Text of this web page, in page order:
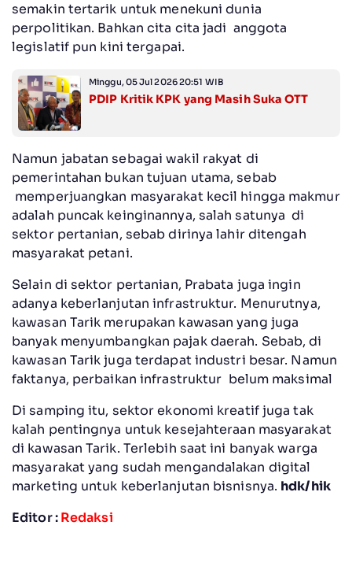
semakin tertarik untuk menekuni dunia
perpolitikan. Bahkan cita cita jadi anggota
legislatif pun kini tergapai.
Minggu, 05 Jul 2026 20:51 WIB
PDIP Kritik KPK yang Masih Suka OTT
Namun jabatan sebagai wakil rakyat di
pemerintahan bukan tujuan utama, sebab
memperjuangkan masyarakat kecil hingga makmur
adalah puncak keinginannya, salah satunya di
sektor pertanian, sebab dirinya lahir ditengah
masyarakat petani.
Selain di sektor pertanian, Prabata juga ingin
adanya keberlanjutan infrastruktur. Menurutnya,
kawasan Tarik merupakan kawasan yang juga
banyak menyumbangkan pajak daerah. Sebab, di
kawasan Tarik juga terdapat industri besar. Namun
faktanya, perbaikan infrastruktur belum maksimal
Di samping itu, sektor ekonomi kreatif juga tak
kalah pentingnya untuk kesejahteraan masyarakat
di kawasan Tarik. Terlebih saat ini banyak warga
masyarakat yang sudah mengandalakan digital
marketing untuk keberlanjutan bisnisnya. hdk/hik
Editor :Redaksi